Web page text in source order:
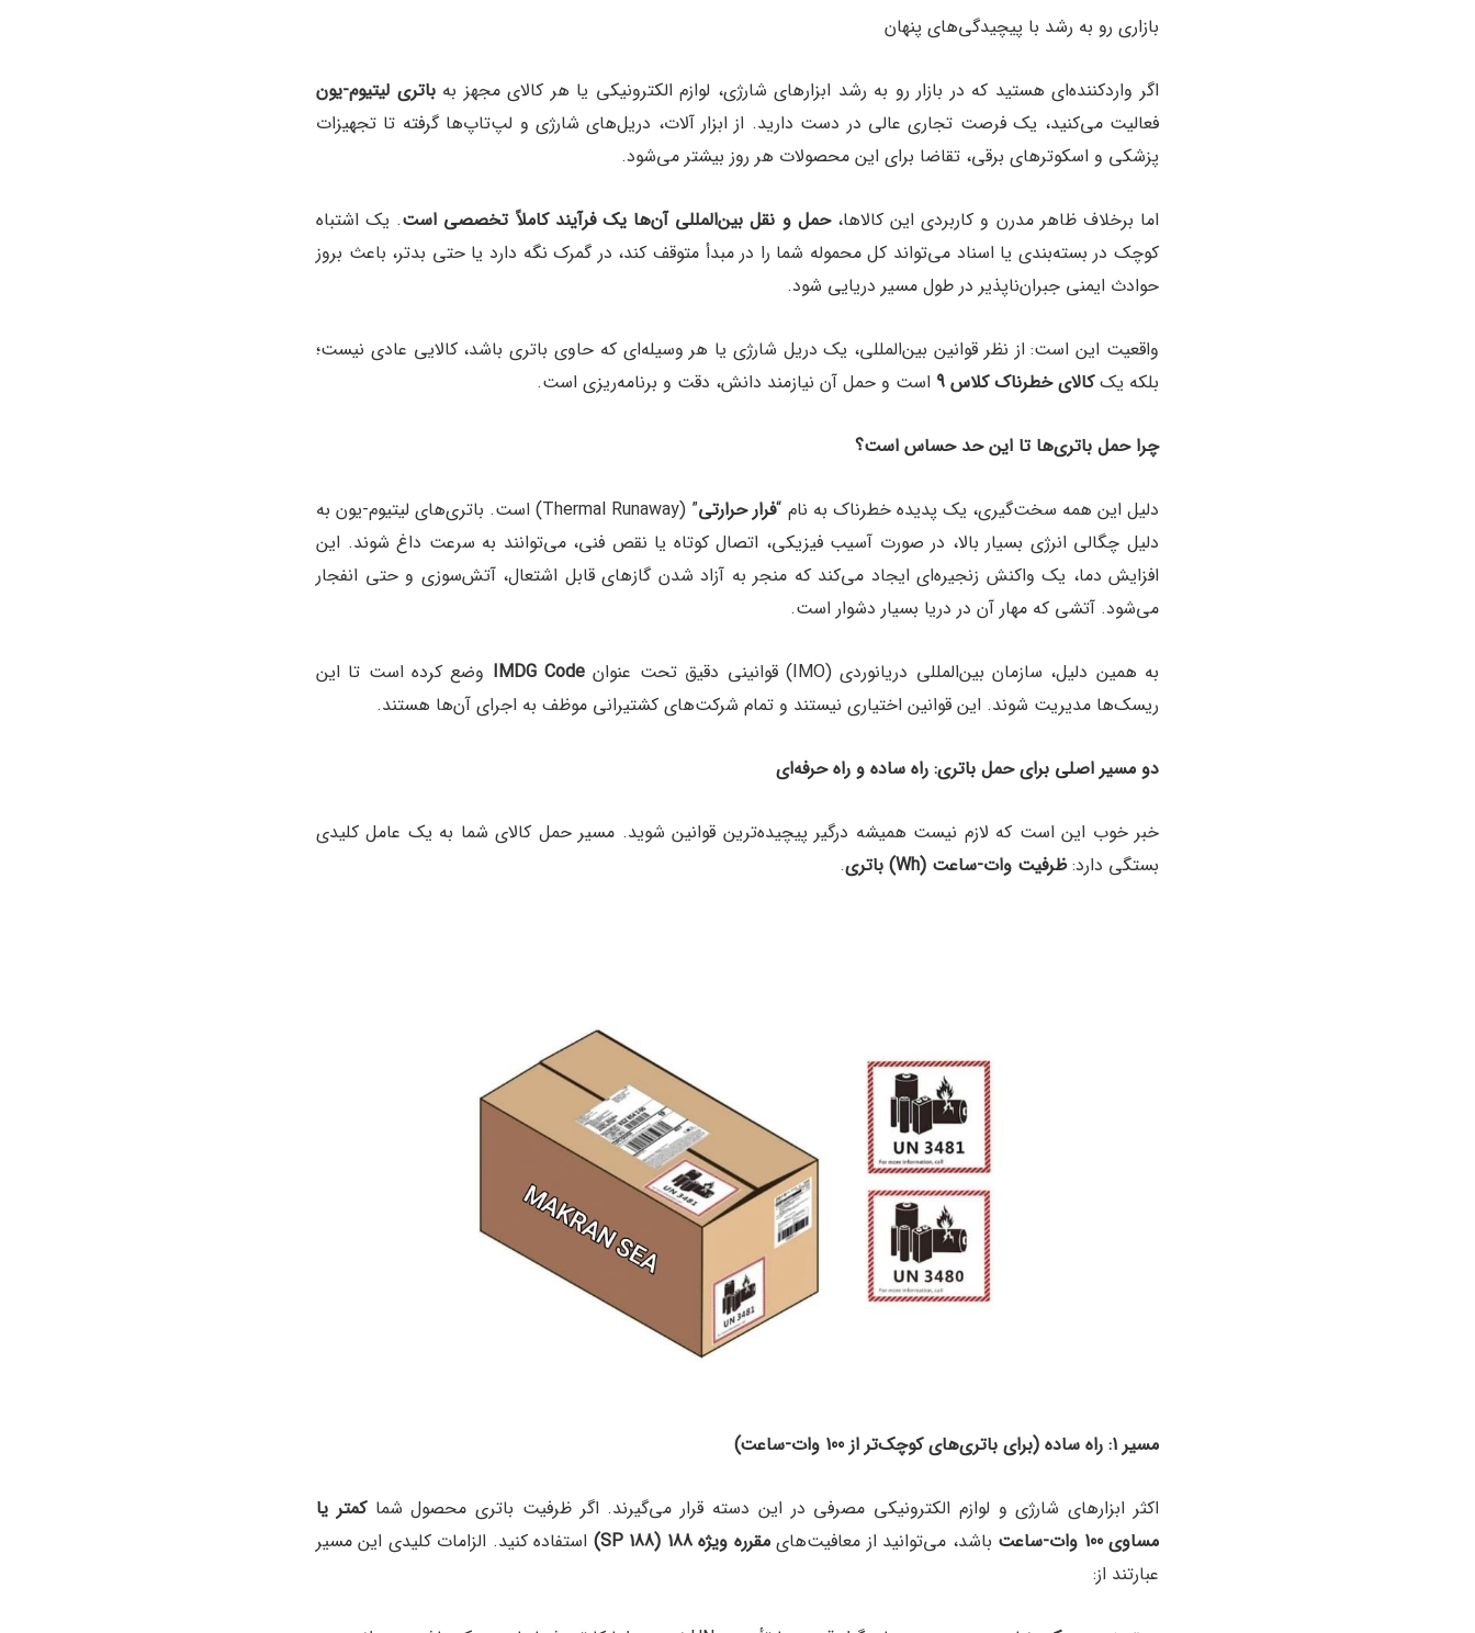
بازاری رو به رشد با پیچیدگی‌های پنهان
اگر واردکننده‌ای هستید که در بازار رو به رشد ابزارهای شارژی، لوازم الکترونیکی یا هر کالای مجهز بهباتری لیتیوم-یون
فعالیت می‌کنید، یک فرصت تجاری عالی در دست دارید. از ابزار آلات، دریل‌های شارژی و لپ‌تاپ‌ها گرفته تا تجهیزات
پزشکی و اسکوترهای برقی، تقاضا برای این محصولات هر روز بیشتر می‌شود.
اما برخلاف ظاهر مدرن و کاربردی این کالاها،حمل و نقل بین‌المللی آن‌ها یک فرآیند کاملاً تخصصی است. یک اشتباه
کوچک در بسته‌بندی یا اسناد می‌تواند کل محموله شما را در مبدأ متوقف کند، در گمرک نگه دارد یا حتی بدتر، باعث بروز
حوادث ایمنی جبران‌ناپذیر در طول مسیر دریایی شود.
واقعیت این است: از نظر قوانین بین‌المللی، یک دریل شارژی یا هر وسیله‌ای که حاوی باتری باشد، کالایی عادی نیست؛
بلکه یککالای خطرناک کلاس 9 است و حمل آن نیازمند دانش، دقت و برنامه‌ریزی است.
چرا حمل باتری‌ها تا این حد حساس است؟
دلیل این همه سخت‌گیری، یک پدیده خطرناک به نام “فرار حرارتی
” (Thermal Runaway) است. باتری‌های لیتیوم-یون به
دلیل چگالی انرژی بسیار بالا، در صورت آسیب فیزیکی، اتصال کوتاه یا نقص فنی، می‌توانند به سرعت داغ شوند. این
افزایش دما، یک واکنش زنجیره‌ای ایجاد می‌کند که منجر به آزاد شدن گازهای قابل اشتعال، آتش‌سوزی و حتی انفجار
می‌شود. آتشی که مهار آن در دریا بسیار دشوار است.
به همین دلیل، سازمان بین‌المللی دریانوردی (IMO) قوانینی دقیق تحت عنوان IMDG Code وضع کرده است تا این
ریسک‌ها مدیریت شوند. این قوانین اختیاری نیستند و تمام شرکت‌های کشتیرانی موظف به اجرای آن‌ها هستند.
دو مسیر اصلی برای حمل باتری: راه ساده و راه حرفه‌ای
خبر خوب این است که لازم نیست همیشه درگیر پیچیده‌ترین قوانین شوید. مسیر حمل کالای شما به یک عامل کلیدی
بستگی دارد:ظرفیت وات-ساعت (Wh) باتری.
مسیر 1: راه ساده (برای باتری‌های کوچک‌تر از 100 وات-ساعت)
اکثر ابزارهای شارژی و لوازم الکترونیکی مصرفی در این دسته قرار می‌گیرند. اگر ظرفیت باتری محصول شماکمتر یا
مساوی 100 وات-ساعت
باشد، می‌توانید از معافیت‌هایمقرره ویژه 188 (SP 188)
استفاده کنید. الزامات کلیدی این مسیر
عبارتند از: